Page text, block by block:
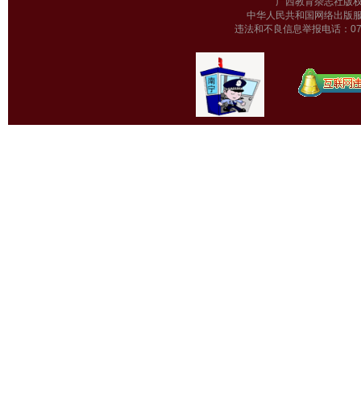
中华人民共和国网络出版
违法和不良信息举报电话：